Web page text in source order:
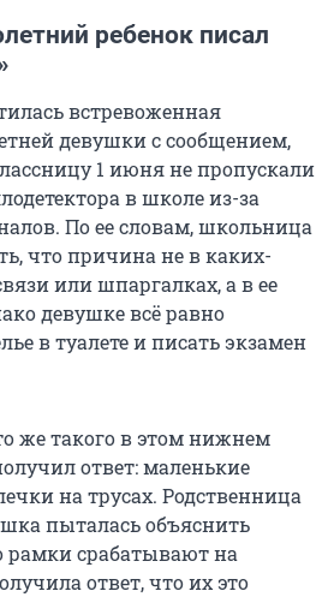
ребенок писал
встревоженная
девушки с сообщением,
1 июня не пропускали
в школе из-за
По ее словам, школьница
что причина не в каких-
или шпаргалках, а в ее
девушке всё равно
в туалете и писать экзамен
же такого в этом нижнем
ответ: маленькие
на трусах. Родственница
пыталась объяснить
срабатывают на
ответ, что их это